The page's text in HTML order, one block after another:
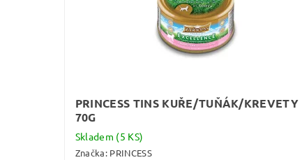
PRINCESS TINS KUŘE/TUŇÁK/KREVETY
70G
Skladem (5 KS)
Značka: PRINCESS